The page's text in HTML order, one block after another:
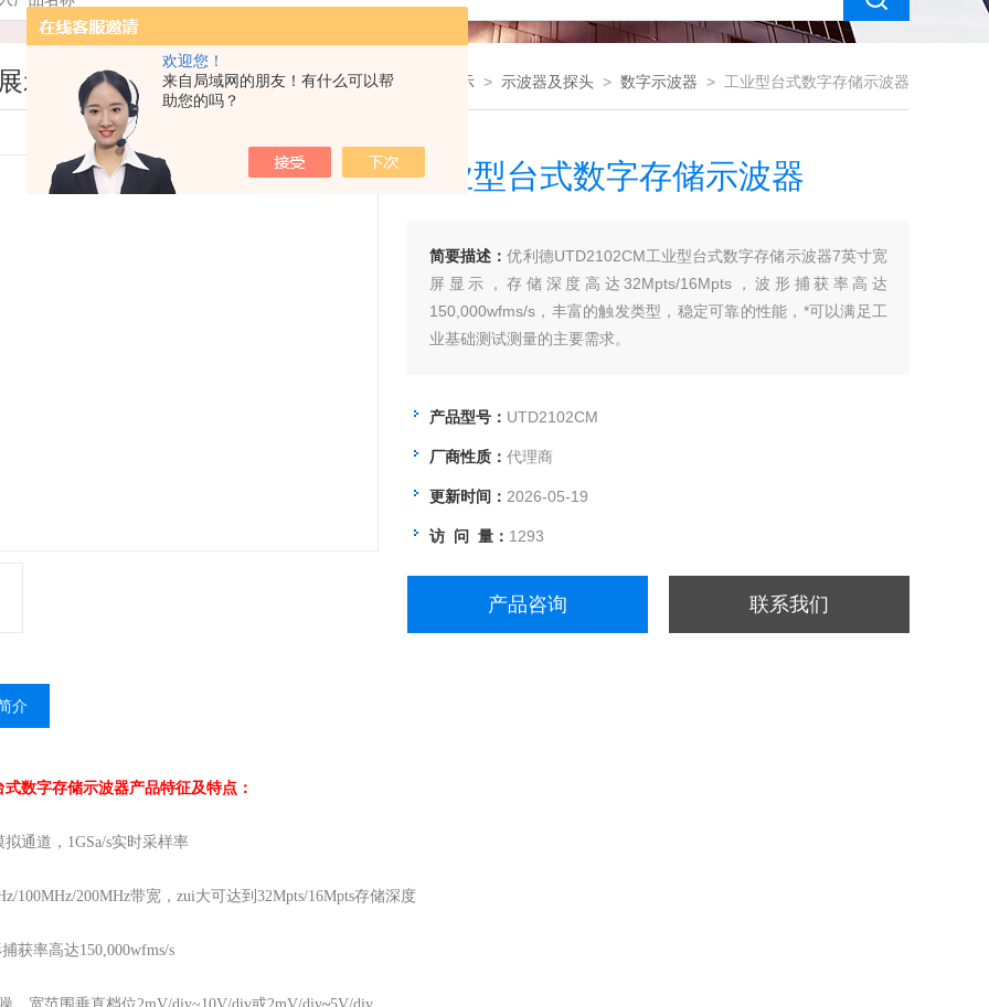
欢迎您！
来自局域网的朋友！有什么可以帮
助您的吗？
示 您现在的位置：首页> 产品展示 > 示波器及探头 > 数字示波器 > 工业型台式数字存储示波器
工业型台式数字存储示波器
简要描述：优利德UTD2102CM工业型台式数字存储示波器7英寸宽
屏显示，存储深度高达32Mpts/16Mpts，波形捕获率高达
150,000wfms/s，丰富的触发类型，稳定可靠的性能，*可以满足工
业基础测试测量的主要需求。
产品型号： UTD2102CM
厂商性质： 代理商
更新时间： 2026-05-19
访 问 量： 1293
产品咨询 联系我们
介
式数字存储示波器产品特征及特点：
拟通道，1GSa/s实时采样率
100MHz/200MHz带宽，zui大可达到32Mpts/16Mpts存储深度
获率高达150,000wfms/s